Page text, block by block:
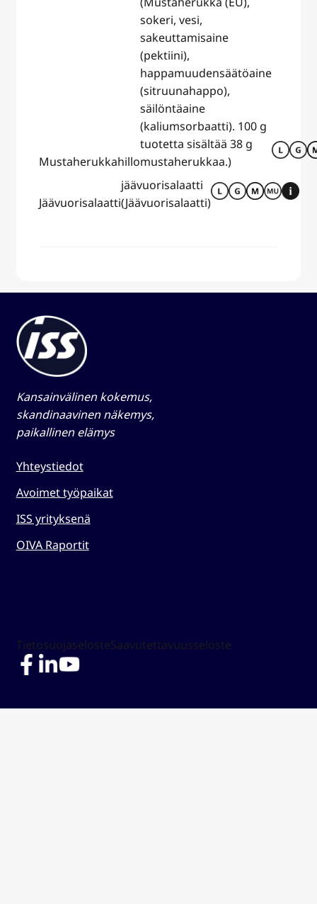
Mustaherukkahillo
sokeri, vesi,
sakeuttamisaine
(pektiini),
happamuudensäätöaine
(sitruunahappo),
säilöntäaine
(kaliumsorbaatti). 100 g
tuotetta sisältää 38 g
mustaherukkaa.)
Jäävuorisalaatti
jäävuorisalaatti
(Jäävuorisalaatti)
Kansainvälinen kokemus,
skandinaavinen näkemys,
paikallinen elämys​
Yhteystiedot
Avoimet työpaikat
ISS yrityksenä
OIVA Raportit
TietosuojaselosteSaavutettavuusseloste